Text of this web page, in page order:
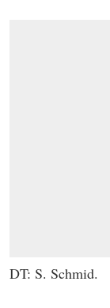
DT: S. Schmid.